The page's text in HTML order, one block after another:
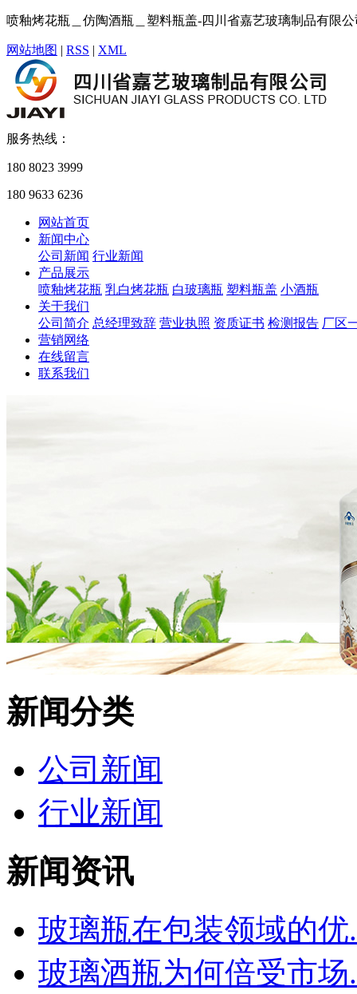
喷釉烤花瓶＿仿陶酒瓶＿塑料瓶盖-四川省嘉艺玻璃制品有限
网站地图 | RSS | XML
服务热线：
180 8023 3999
180 9633 6236
网站首页
新闻中心
公司新闻 行业新闻
产品展示
喷釉烤花瓶 乳白烤花瓶 白玻璃瓶 塑料瓶盖 小酒瓶
关于我们
公司简介 总经理致辞 营业执照 资质证书 检测报告 厂区
营销网络
在线留言
联系我们
新闻分类
公司新闻
行业新闻
新闻资讯
玻璃瓶在包装领域的优
玻璃酒瓶为何倍受市场